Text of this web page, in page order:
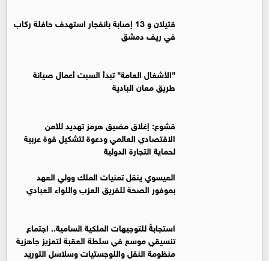
قتيلان و 13 إصابة بانفجار استهدف حافلة ركاب
في ريف دمشق
"الأشغال العامة" تبدأ السبت أعمال صيانة
طريق معان البادية
قشوع: إغلاق مضيق هرمز تهديد للأمن
الاقتصادي العالمي ودعوة لتشكيل قوة عربية
لحماية التجارة الدولية
العيسوي ينقل تمنيات الملك وولي العهد
بموفور الصحة للفريق العزب واللواء العبادي
استجابةً للتوجيهات الملكية السامية.. اجتماع
تنسيقي موسع في سلطة العقبة لتعزيز جاهزية
منظومة النقل واللوجستيات وسلاسل التوريد